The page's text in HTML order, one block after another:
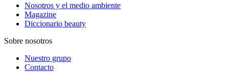
Nosotros y el medio ambiente
Magazine
Diccionario beauty
Sobre nosotros
Nuestro grupo
Contacto